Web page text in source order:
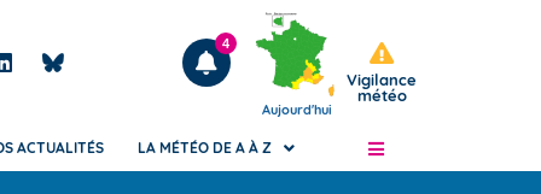
Articles
4
Aujourd'hui
Vigilance
météo
ACTUALITÉS LA MÉTÉO DE A À Z